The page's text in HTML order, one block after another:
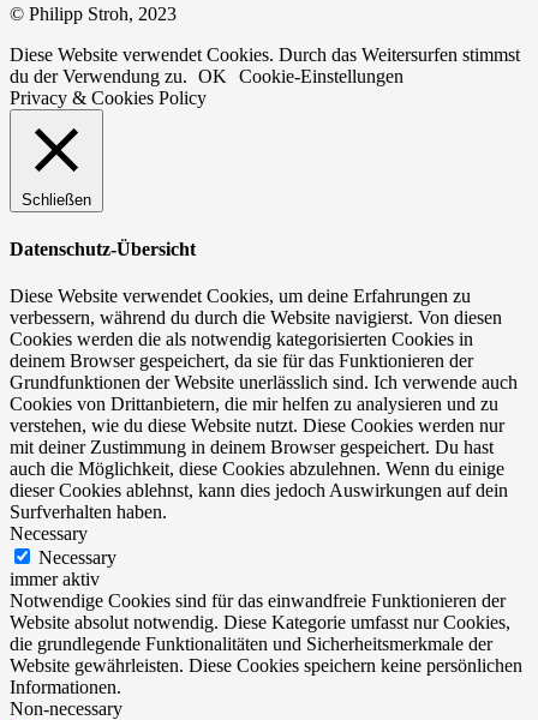
© Philipp Stroh, 2023
Diese Website verwendet Cookies. Durch das Weitersurfen stimmst
du der Verwendung zu. OK
Cookie-Einstellungen
Privacy & Cookies Policy
Schließen
Datenschutz-Übersicht
Diese Website verwendet Cookies, um deine Erfahrungen zu
verbessern, während du durch die Website navigierst. Von diesen
Cookies werden die als notwendig kategorisierten Cookies in
deinem Browser gespeichert, da sie für das Funktionieren der
Grundfunktionen der Website unerlässlich sind. Ich verwende auch
Cookies von Drittanbietern, die mir helfen zu analysieren und zu
verstehen, wie du diese Website nutzt. Diese Cookies werden nur
mit deiner Zustimmung in deinem Browser gespeichert. Du hast
auch die Möglichkeit, diese Cookies abzulehnen. Wenn du einige
dieser Cookies ablehnst, kann dies jedoch Auswirkungen auf dein
Surfverhalten haben.
Necessary
Necessary
immer aktiv
Notwendige Cookies sind für das einwandfreie Funktionieren der
Website absolut notwendig. Diese Kategorie umfasst nur Cookies,
die grundlegende Funktionalitäten und Sicherheitsmerkmale der
Website gewährleisten. Diese Cookies speichern keine persönlichen
Informationen.
Non-necessary